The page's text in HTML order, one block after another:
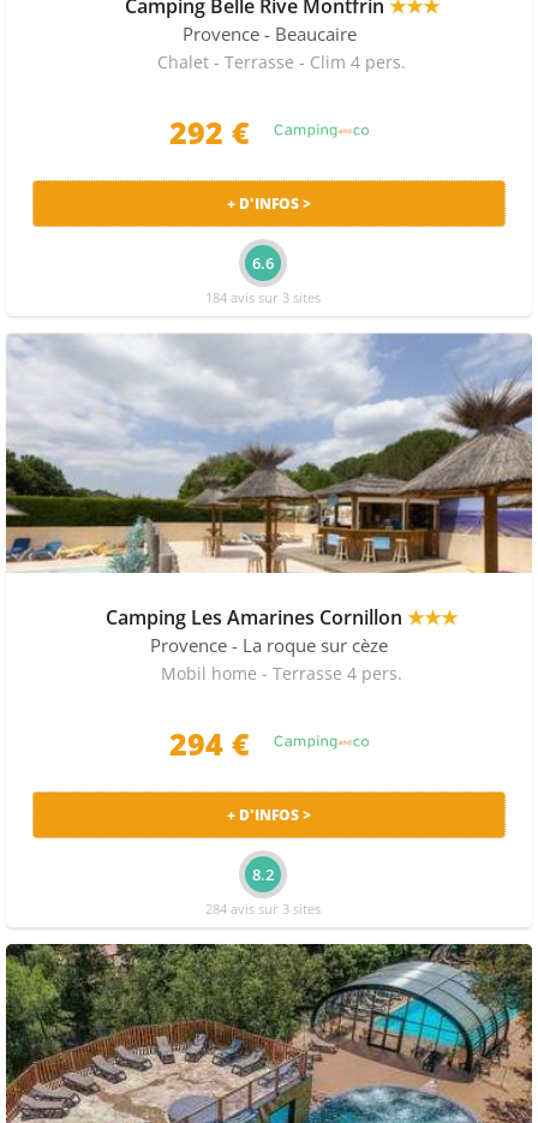
Camping Belle Rive Montfrin ★★★
Provence - Beaucaire
Chalet - Terrasse - Clim 4 pers.
292 €
+ D'INFOS >
6.6
184 avis sur 3 sites
Camping Les Amarines Cornillon ★★★
Provence - La roque sur cèze
Mobil home - Terrasse 4 pers.
294 €
+ D'INFOS >
8.2
284 avis sur 3 sites